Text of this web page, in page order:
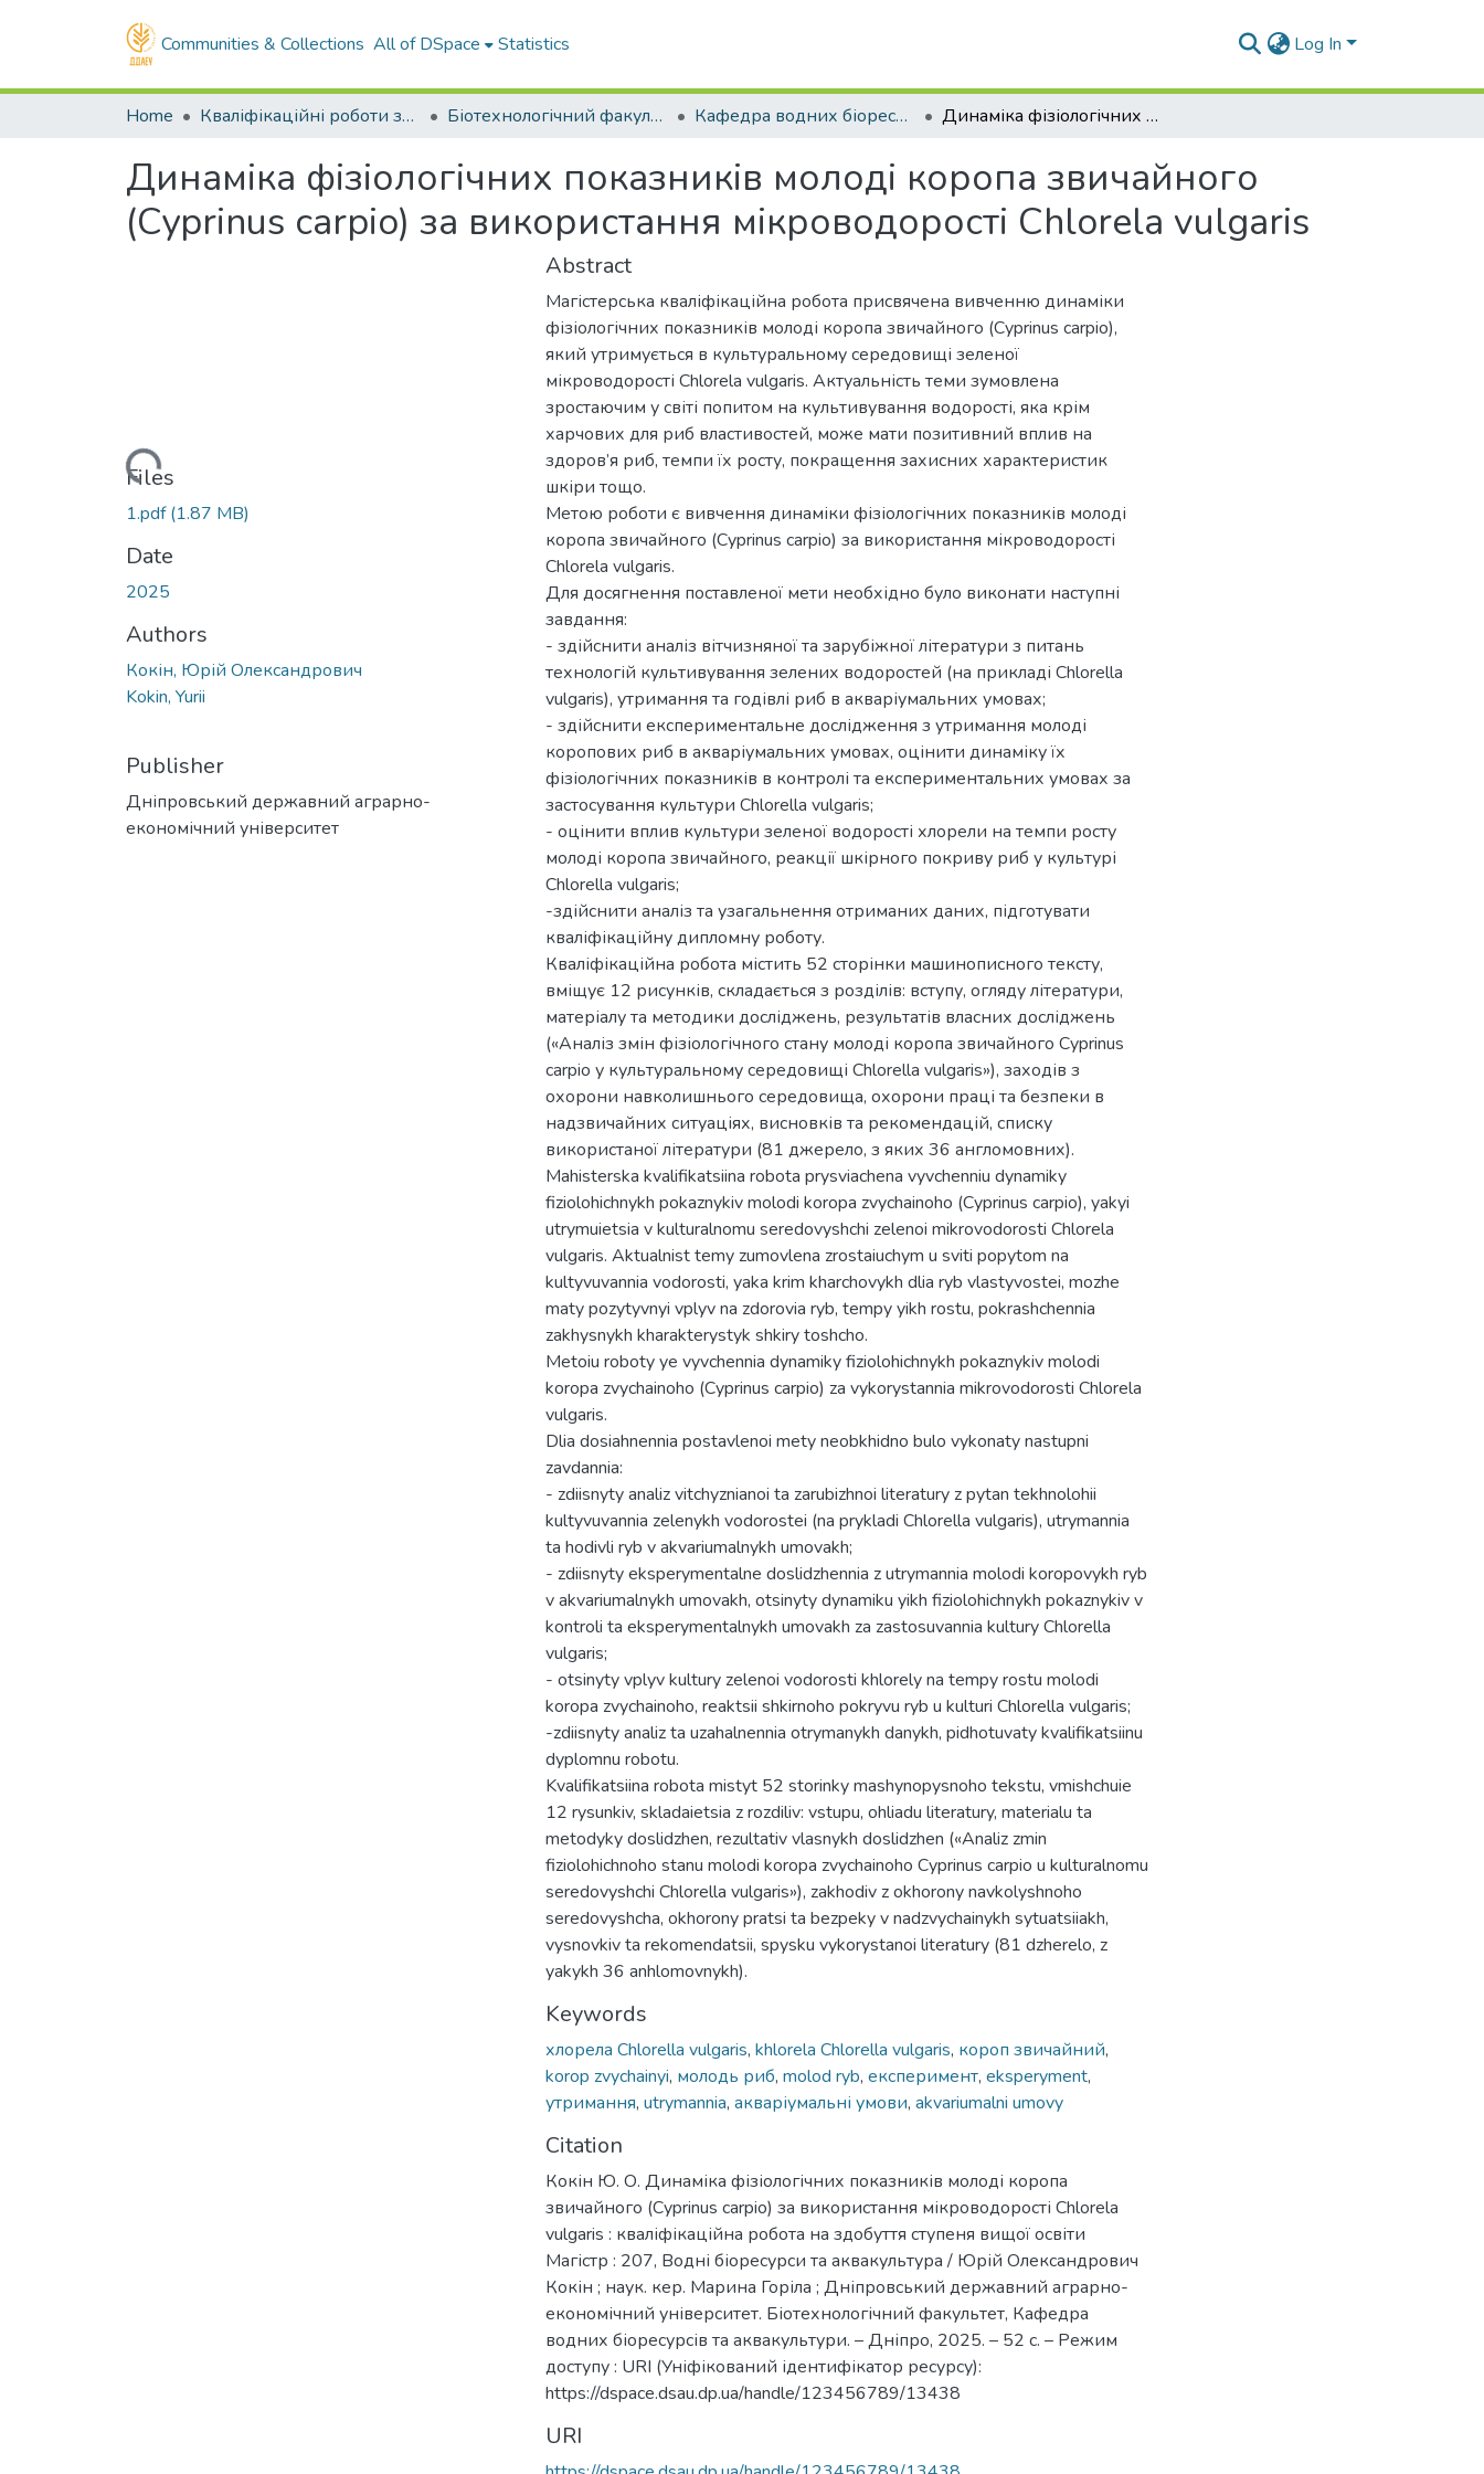
Communities & Collections All of DSpace Statistics Log In
Home Кваліфікаційні роботи здобувачів вищої освіти Біотехнологічний факультет Кафедра водних біоресурсів та аквакультури. Магістри Динаміка фізіологічних показників молоді коропа звичайного (Cyprinus carpio) за використання мікроводорості Chlorela vulgaris
Динаміка фізіологічних показників молоді коропа звичайного
(Cyprinus carpio) за використання мікроводорості Chlorela vulgaris
Loading...
Files
1.pdf(1.87 MB)
Date
2025
Authors
Кокін, Юрій Олександрович
Kokin, Yurii
Publisher
Дніпровський державний аграрно-
економічний університет
Abstract
Магістерська кваліфікаційна робота присвячена вивченню динаміки
фізіологічних показників молоді коропа звичайного (Cyprinus carpio),
який утримується в культуральному середовищі зеленої
мікроводорості Chlorela vulgaris. Актуальність теми зумовлена
зростаючим у світі попитом на культивування водорості, яка крім
харчових для риб властивостей, може мати позитивний вплив на
здоров’я риб, темпи їх росту, покращення захисних характеристик
шкіри тощо.
Метою роботи є вивчення динаміки фізіологічних показників молоді
коропа звичайного (Cyprinus carpio) за використання мікроводорості
Chlorela vulgaris.
Для досягнення поставленої мети необхідно було виконати наступні
завдання:
- здійснити аналіз вітчизняної та зарубіжної літератури з питань
технологій культивування зелених водоростей (на прикладі Chlorella
vulgaris), утримання та годівлі риб в акваріумальних умовах;
- здійснити експериментальне дослідження з утримання молоді
коропових риб в акваріумальних умовах, оцінити динаміку їх
фізіологічних показників в контролі та експериментальних умовах за
застосування культури Chlorella vulgaris;
- оцінити вплив культури зеленої водорості хлорели на темпи росту
молоді коропа звичайного, реакції шкірного покриву риб у культурі
Chlorella vulgaris;
-здійснити аналіз та узагальнення отриманих даних, підготувати
кваліфікаційну дипломну роботу.
Кваліфікаційна робота містить 52 сторінки машинописного тексту,
вміщує 12 рисунків, складається з розділів: вступу, огляду літератури,
матеріалу та методики досліджень, результатів власних досліджень
(«Аналіз змін фізіологічного стану молоді коропа звичайного Cyprinus
carpio у культуральному середовищі Chlorella vulgaris»), заходів з
охорони навколишнього середовища, охорони праці та безпеки в
надзвичайних ситуаціях, висновків та рекомендацій, списку
використаної літератури (81 джерело, з яких 36 англомовних).
Mahisterska kvalifikatsiina robota prysviachena vyvchenniu dynamiky
fiziolohichnykh pokaznykiv molodi koropa zvychainoho (Cyprinus carpio), yakyi
utrymuietsia v kulturalnomu seredovyshchi zelenoi mikrovodorosti Chlorela
vulgaris. Aktualnist temy zumovlena zrostaiuchym u sviti popytom na
kultyvuvannia vodorosti, yaka krim kharchovykh dlia ryb vlastyvostei, mozhe
maty pozytyvnyi vplyv na zdorovia ryb, tempy yikh rostu, pokrashchennia
zakhysnykh kharakterystyk shkiry toshcho.
Metoiu roboty ye vyvchennia dynamiky fiziolohichnykh pokaznykiv molodi
koropa zvychainoho (Cyprinus carpio) za vykorystannia mikrovodorosti Chlorela
vulgaris.
Dlia dosiahnennia postavlenoi mety neobkhidno bulo vykonaty nastupni
zavdannia:
- zdiisnyty analiz vitchyznianoi ta zarubizhnoi literatury z pytan tekhnolohii
kultyvuvannia zelenykh vodorostei (na prykladi Chlorella vulgaris), utrymannia
ta hodivli ryb v akvariumalnykh umovakh;
- zdiisnyty eksperymentalne doslidzhennia z utrymannia molodi koropovykh ryb
v akvariumalnykh umovakh, otsinyty dynamiku yikh fiziolohichnykh pokaznykiv v
kontroli ta eksperymentalnykh umovakh za zastosuvannia kultury Chlorella
vulgaris;
- otsinyty vplyv kultury zelenoi vodorosti khlorely na tempy rostu molodi
koropa zvychainoho, reaktsii shkirnoho pokryvu ryb u kulturi Chlorella vulgaris;
-zdiisnyty analiz ta uzahalnennia otrymanykh danykh, pidhotuvaty kvalifikatsiinu
dyplomnu robotu.
Kvalifikatsiina robota mistyt 52 storinky mashynopysnoho tekstu, vmishchuie
12 rysunkiv, skladaietsia z rozdiliv: vstupu, ohliadu literatury, materialu ta
metodyky doslidzhen, rezultativ vlasnykh doslidzhen («Analiz zmin
fiziolohichnoho stanu molodi koropa zvychainoho Cyprinus carpio u kulturalnomu
seredovyshchi Chlorella vulgaris»), zakhodiv z okhorony navkolyshnoho
seredovyshcha, okhorony pratsi ta bezpeky v nadzvychainykh sytuatsiiakh,
vysnovkiv ta rekomendatsii, spysku vykorystanoi literatury (81 dzherelo, z
yakykh 36 anhlomovnykh).
Keywords
хлорела Chlorella vulgaris, khlorela Chlorella vulgaris, короп звичайний,
korop zvychainyi, молодь риб, molod ryb, експеримент, eksperyment,
утримання, utrymannia, акваріумальні умови, akvariumalni umovy
Citation
Кокін Ю. О. Динаміка фізіологічних показників молоді коропа
звичайного (Cyprinus carpio) за використання мікроводорості Chlorela
vulgaris : кваліфікаційна робота на здобуття ступеня вищої освіти
Магістр : 207, Водні біоресурси та аквакультура / Юрій Олександрович
Кокін ; наук. кер. Марина Горіла ; Дніпровський державний аграрно-
економічний університет. Біотехнологічний факультет, Кафедра
водних біоресурсів та аквакультури. – Дніпро, 2025. – 52 с. – Режим
доступу : URI (Уніфікований ідентифікатор ресурсу):
https://dspace.dsau.dp.ua/handle/123456789/13438
URI